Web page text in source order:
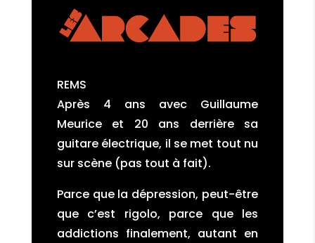
REMS
Après 4 ans avec Guillaume
Meurice et 20 ans derrière sa
guitare électrique, il se met tout nu
sur scène (pas tout à fait).
Parce que la dépression, peut-être
que c’est rigolo, parce que les
addictions finalement, autant en